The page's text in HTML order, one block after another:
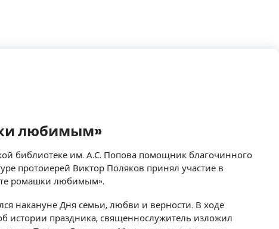
любимым»
библиотеке им. А.С. Попова помощник благочинного
протоиерей Виктор Поляков принял участие в
ромашки любимым».
накануне Дня семьи, любви и верности. В ходе
истории праздника, священнослужитель изложил